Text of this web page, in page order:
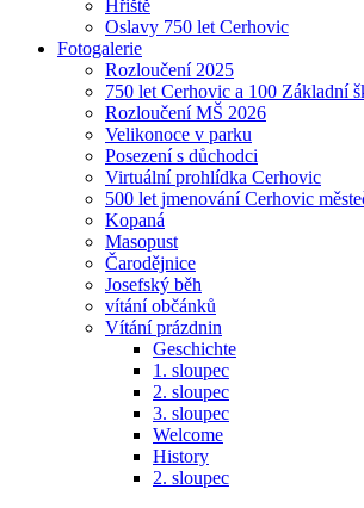
Hřiště
Oslavy 750 let Cerhovic
Fotogalerie
Rozloučení 2025
750 let Cerhovic a 100 Základní
Rozloučení MŠ 2026
Velikonoce v parku
Posezení s důchodci
Virtuální prohlídka Cerhovic
500 let jmenování Cerhovic
Kopaná
Masopust
Čarodějnice
Josefský běh
vítání občánků
Vítání prázdnin
Geschichte
1. sloupec
2. sloupec
3. sloupec
Welcome
History
2. sloupec